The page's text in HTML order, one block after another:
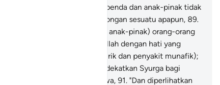
"Hari yang padanya harta benda dan anak-pinak tidak
dapat memberikan pertolongan sesuatu apapun, 89.
"Kecuali (harta benda dan anak-pinak) orang-orang
yang datang mengadap Allah dengan hati yang
selamat sejahtera (dari syirik dan penyakit munafik);
"Dan (pada hari itu) didekatkan Syurga bagi
orang-orang yang bertaqwa, 91. "Dan diperlihatkan